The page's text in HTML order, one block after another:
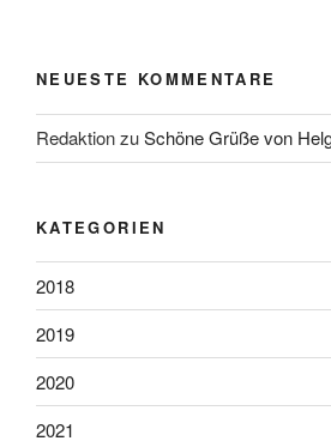
NEUESTE KOMMENTARE
RedaktionzuSchöne Grüße von
KATEGORIEN
2018
2019
2020
2021